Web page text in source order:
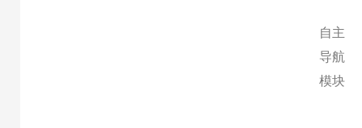
自主
导航
模块